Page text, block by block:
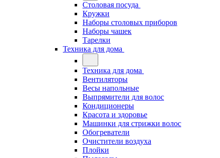
Столовая посуда
Кружки
Наборы столовых приборов
Наборы чашек
Тарелки
Техника для дома
Техника для дома
Вентиляторы
Весы напольные
Выпрямители для волос
Кондиционеры
Красота и здоровье
Машинки для стрижки волос
Обогреватели
Очистители воздуха
Плойки